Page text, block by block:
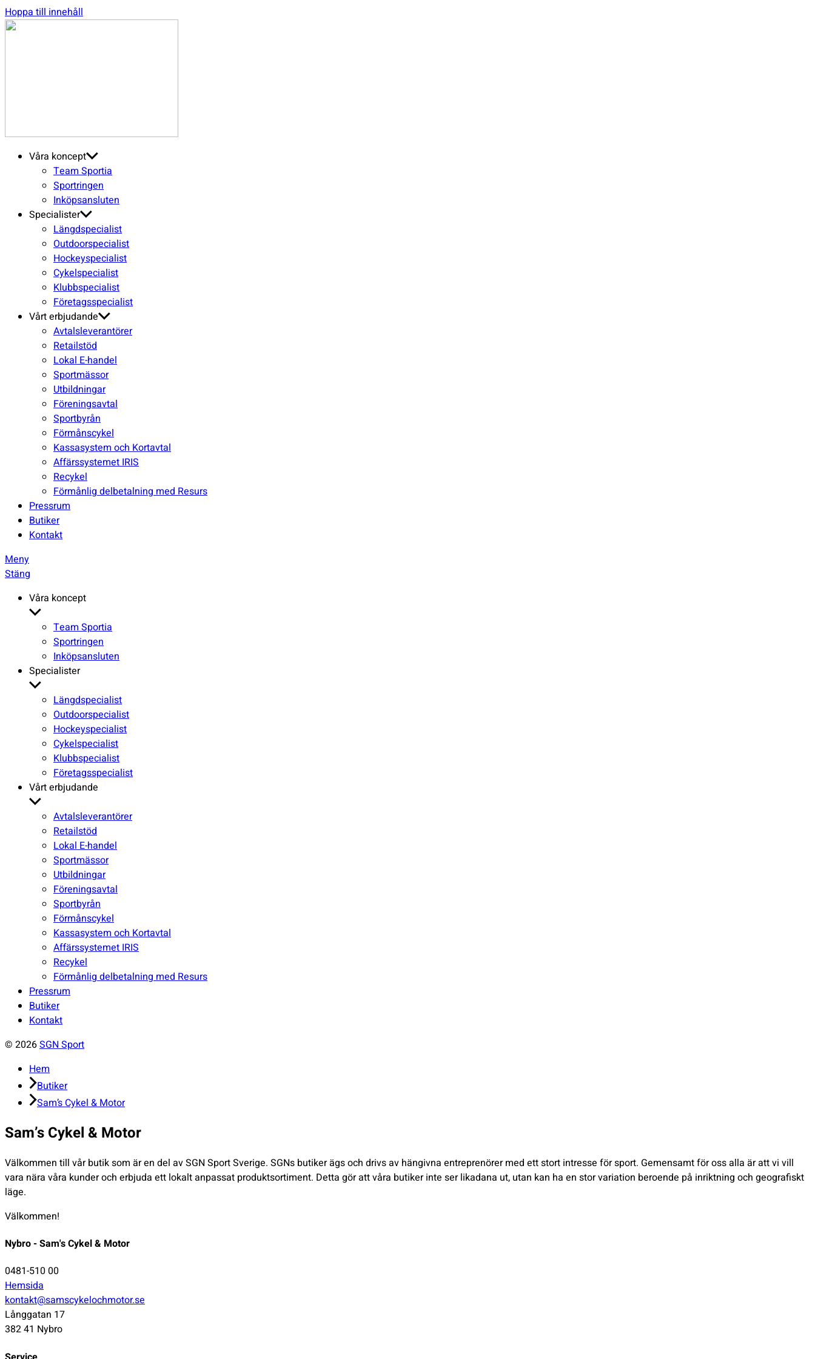
Hoppa till innehåll
Våra koncept
Team Sportia
Sportringen
Inköpsansluten
Specialister
Längdspecialist
Outdoorspecialist
Hockeyspecialist
Cykelspecialist
Klubbspecialist
Företagsspecialist
Vårt erbjudande
Avtalsleverantörer
Retailstöd
Lokal E-handel
Sportmässor
Utbildningar
Föreningsavtal
Sportbyrån
Förmånscykel
Kassasystem och Kortavtal
Affärssystemet IRIS
Recykel
Förmånlig delbetalning med Resurs
Pressrum
Butiker
Kontakt
Meny
Stäng
Våra koncept
Visa
undermeny
Team Sportia
Sportringen
Inköpsansluten
Specialister
Visa
undermeny
Längdspecialist
Outdoorspecialist
Hockeyspecialist
Cykelspecialist
Klubbspecialist
Företagsspecialist
Vårt erbjudande
Visa
undermeny
Avtalsleverantörer
Retailstöd
Lokal E-handel
Sportmässor
Utbildningar
Föreningsavtal
Sportbyrån
Förmånscykel
Kassasystem och Kortavtal
Affärssystemet IRIS
Recykel
Förmånlig delbetalning med Resurs
Pressrum
Butiker
Kontakt
© 2026SGN Sport
Hem
Butiker
Sam’s Cykel & Motor
Sam’s Cykel & Motor
Välkommen till vår butik som är en del av SGN Sport Sverige. SGNs butiker ägs och drivs av hängivna entreprenörer med ett stort intresse för sport. Gemensamt för oss alla är att vi vill
vara nära våra kunder och erbjuda ett lokalt anpassat produktsortiment. Detta gör att våra butiker inte ser likadana ut, utan kan ha en stor variation beroende på inriktning och geografiskt
läge.
Välkommen!
Nybro - Sam's Cykel & Motor
0481-510 00
Hemsida
kontakt@samscykelochmotor.se
Långgatan 17
382 41 Nybro